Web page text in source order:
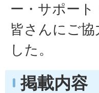
ー・サポー
皆さんにご協
した。
掲載内容